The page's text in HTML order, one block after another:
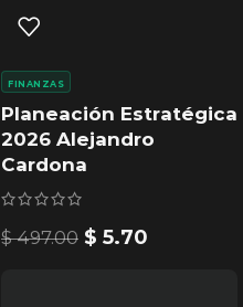
Planeación Estratégica
2026 Alejandro
Cardona
FINANZAS
$497.00 $ 5.70